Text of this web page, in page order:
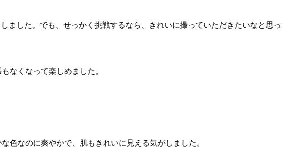
した。でも、せっかく挑戦するなら、きれいに撮っていただきたいなと思っ
なくなって楽しめました。
なのに爽やかで、肌もきれいに見える気がしました。